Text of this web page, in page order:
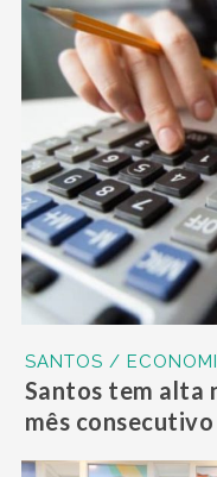
SANTOS /
Santos tem alta
mês consecutivo